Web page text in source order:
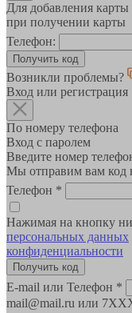
Для добавления
при получении карты
Телефон:
Возникли проблемы?
Вход или регистрация
По номеру телефона
Вход с паролем
Введите номер
Мы отправим вам код
Телефон *
Нажимая на кнопку
персональных данных
конфиденциальности
E-mail или Телефон *
mail@mail.ru или